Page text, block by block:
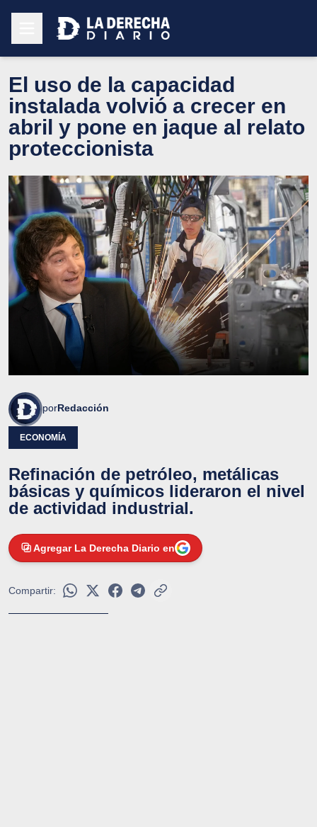
El uso de la capacidad
instalada volvió a crecer en
abril y pone en jaque al relato
proteccionista
porRedacción
ECONOMÍA
Refinación de petróleo, metálicas
básicas y químicos lideraron el nivel
de actividad industrial.
Agregar La Derecha Diario en
Compartir: